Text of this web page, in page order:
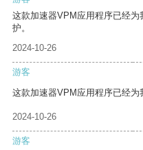
这款加速器VPM应用程序已经
护。
2024-10-26
游客
这款加速器VPM应用程序已经为
2024-10-26
游客